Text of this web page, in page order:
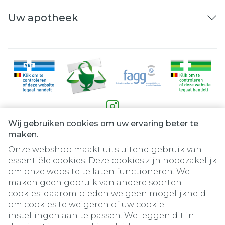
Wij gebruiken cookies om uw ervaring beter te
maken.
Onze webshop maakt uitsluitend gebruik van
essentiële cookies. Deze cookies zijn noodzakelijk
om onze website te laten functioneren. We
maken geen gebruik van andere soorten
cookies; daarom bieden we geen mogelijkheid
om cookies te weigeren of uw cookie-
instellingen aan te passen. We leggen dit in
Uw apotheek
Juridische links